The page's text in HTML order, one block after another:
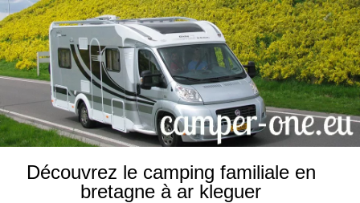
Découvrez le camping familiale en
bretagne à ar kleguer